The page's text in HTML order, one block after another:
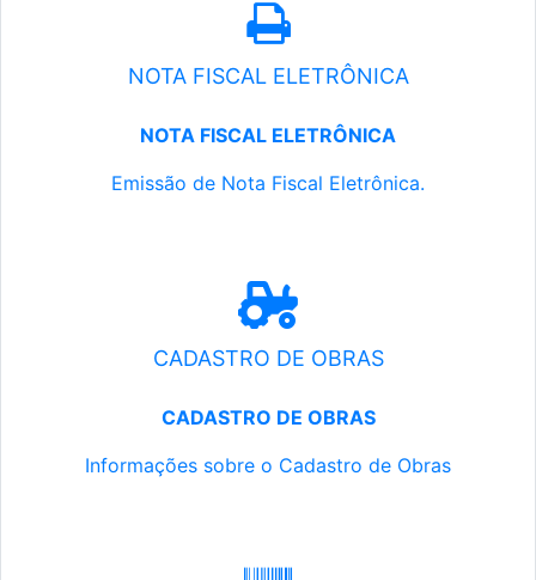
NOTA FISCAL ELETRÔNICA
NOTA FISCAL ELETRÔNICA
Emissão de Nota Fiscal Eletrônica.
CADASTRO DE OBRAS
CADASTRO DE OBRAS
Informações sobre o Cadastro de Obras